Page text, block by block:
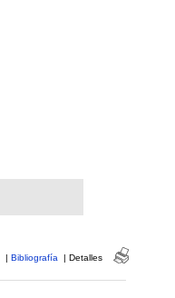
| Bibliografía | Detalles